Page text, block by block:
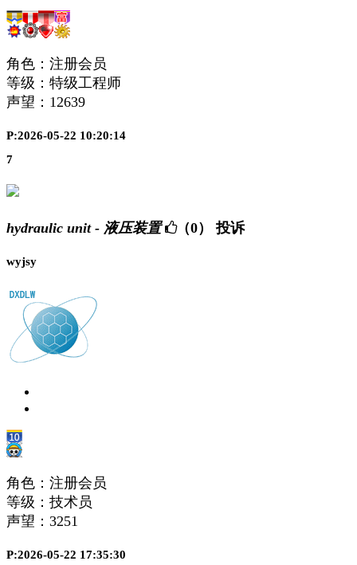
角色：注册会员
等级：特级工程师
声望： 12639
P:2026-05-22 10:20:14
7
hydraulic unit - 液压装置 （0） 投诉
wyjsy
角色：注册会员
等级：技术员
声望： 3251
P:2026-05-22 17:35:30